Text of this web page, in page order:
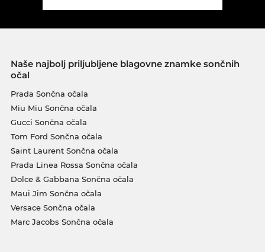
Naše najbolj priljubljene blagovne znamke sončnih
očal
Prada Sončna očala
Miu Miu Sončna očala
Gucci Sončna očala
Tom Ford Sončna očala
Saint Laurent Sončna očala
Prada Linea Rossa Sončna očala
Dolce & Gabbana Sončna očala
Maui Jim Sončna očala
Versace Sončna očala
Marc Jacobs Sončna očala